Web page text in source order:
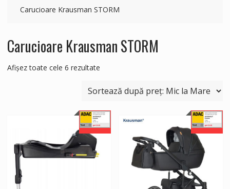
Carucioare Krausman STORM
Carucioare Krausman STORM
Afișez toate cele 6 rezultateSortat
preț:
la
mic
la